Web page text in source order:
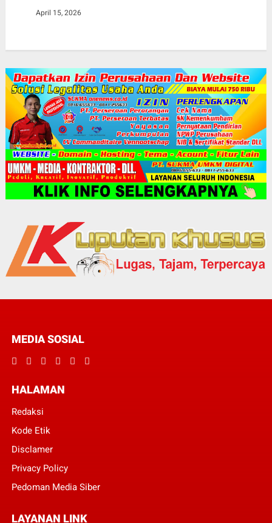
April 15, 2026
MEDIA SOSIAL
HALAMAN
Redaksi
Kode Etik
Disclamer
Privacy Policy
Pedoman Media Siber
LAYANAN LINK